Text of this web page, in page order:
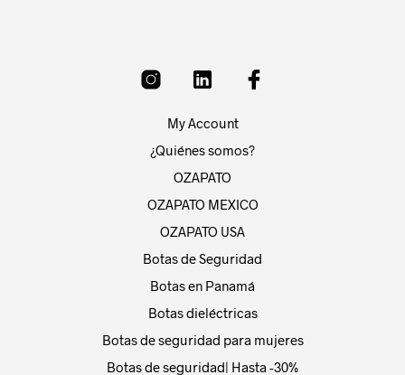
My Account
¿Quiénes somos?
OZAPATO
OZAPATO MEXICO
OZAPATO USA
Botas de Seguridad
Botas en Panamá
Botas dieléctricas
Botas de seguridad para mujeres
Botas de seguridad| Hasta -30%